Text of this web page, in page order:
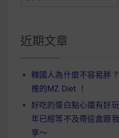
鍵
字:
近期文章
韓國人為什麼不容易胖？
推的MZ Diet ！
好吃的蛋白點心還有好
年已經等不及帶這盒跟
享～